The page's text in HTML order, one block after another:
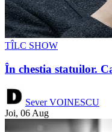
TÎLC SHOW
În chestia statuilor.
Sever VOINESCU
Joi, 06 Aug